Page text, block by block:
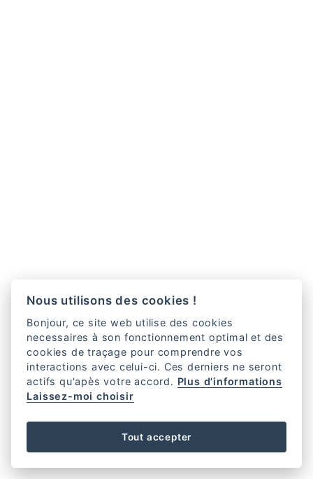
Nous utilisons des cookies !
Bonjour, ce site web utilise des cookies
necessaires à son fonctionnement optimal et des
cookies de traçage pour comprendre vos
interactions avec celui-ci. Ces derniers ne seront
actifs qu'apès votre accord. Plus d'informations
Laissez-moi choisir
Tout accepter